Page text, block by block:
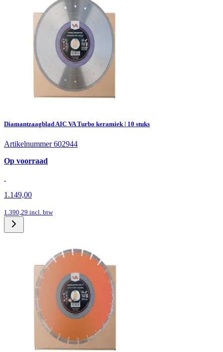
Diamantzaagblad AIC VA Turbo keramiek | 10 stuks
Artikelnummer 602944
Op voorraad
1.149,00
1.390,29 incl. btw